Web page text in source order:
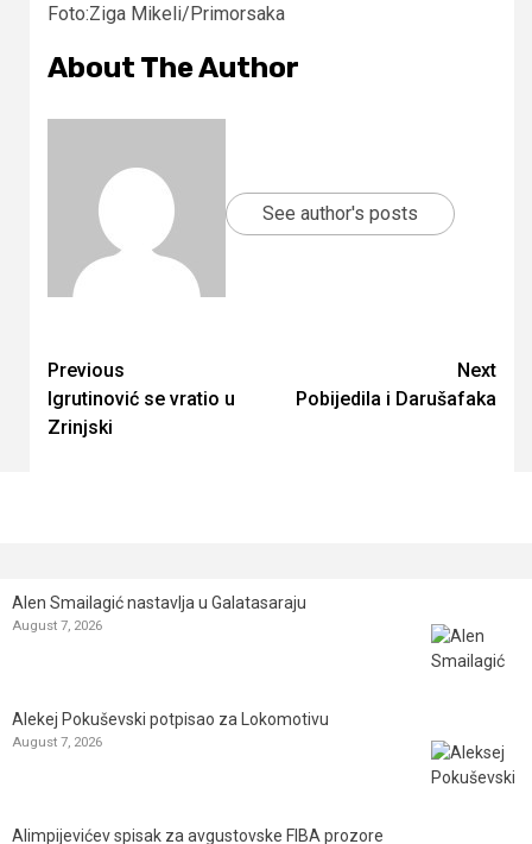
Foto:Ziga Mikeli/Primorsaka
About The Author
See author's posts
Continue
Reading
Previous
Igrutinović se vratio u
Zrinjski
Next
Pobijedila i Darušafaka
Alen Smailagić nastavlja u Galatasaraju
August 7, 2026
Alekej Pokuševski potpisao za Lokomotivu
August 7, 2026
Alimpijevićev spisak za avgustovske FIBA prozore